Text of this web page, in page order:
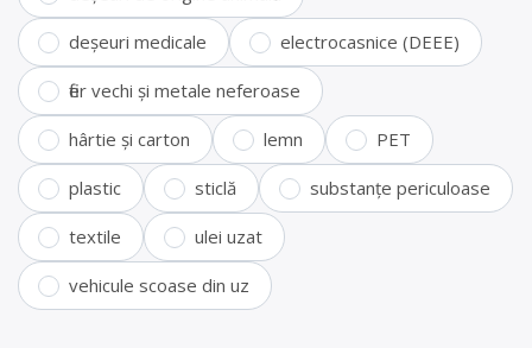
deșeuri medicale electrocasnice (DEEE)
fier vechi și metale neferoase
hârtie și carton lemn PET
plastic sticlă substanțe periculoase
textile ulei uzat
vehicule scoase din uz